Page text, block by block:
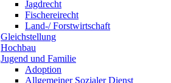
Jagdrecht
Fischereirecht
Land-/ Forstwirtschaft
Gleichstellung
Hochbau
Jugend und Familie
Adoption
Allgemeiner Sozialer Dienst